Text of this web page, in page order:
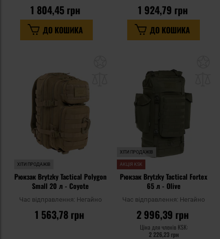
1 804,45 грн
ДО КОШИКА
1 924,79 грн
ДО КОШИКА
уподобань
ХІТИ ПРОДАЖІВ
Рюкзак Brytzky Tactical Polygon
Small 20 л - Coyote
Час відправлення: Негайно
1 563,78 грн
ХІТИ ПРОДАЖІВ
АКЦІЯ KSK
Рюкзак Brytzky Tactical Fortex
65 л - Olive
Час відправлення: Негайно
2 996,39 грн
Ціна для членів KSK:
2 226,23 грн